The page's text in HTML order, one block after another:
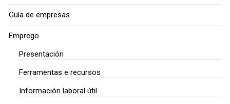
Guía de empresas
Emprego
Presentación
Ferramentas e recursos
Información laboral útil